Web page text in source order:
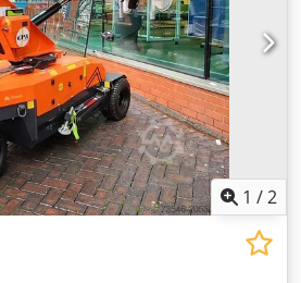
1 /2